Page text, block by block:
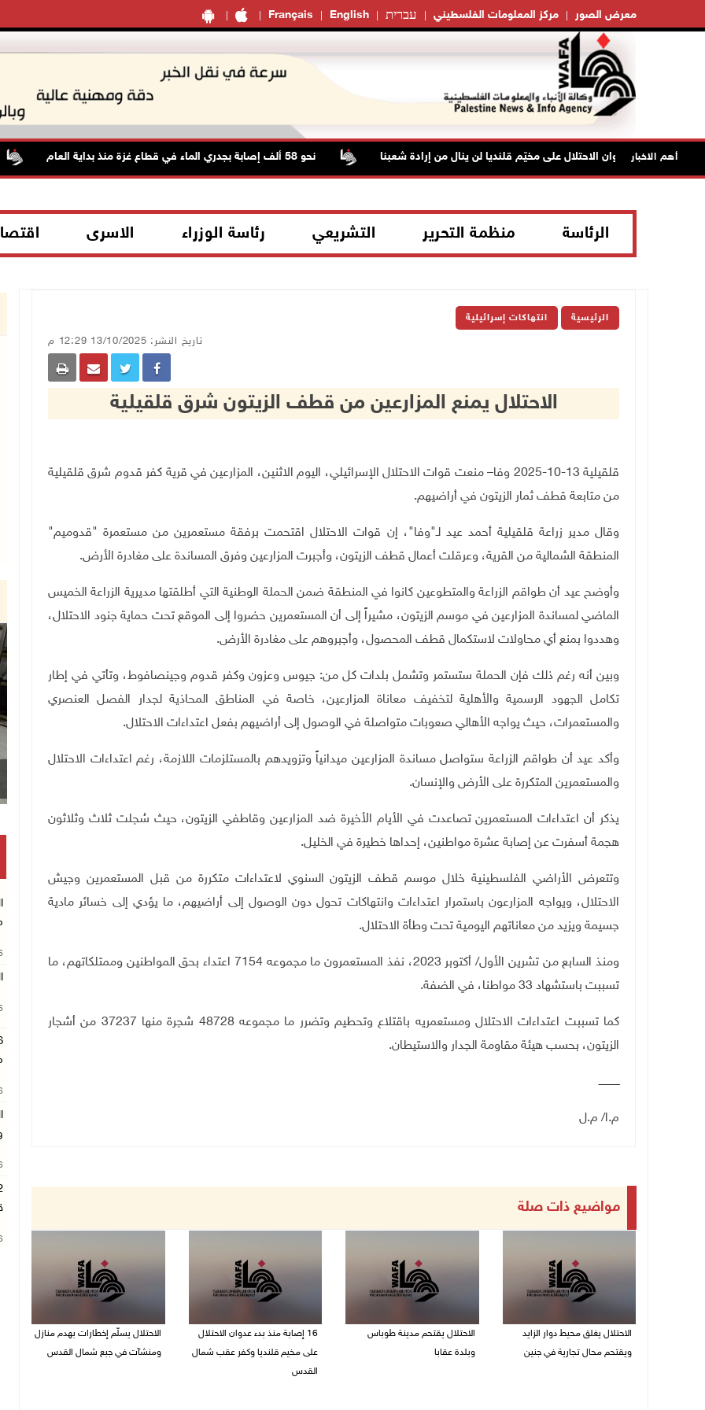
Français English עברית مركز المعلومات الفلسطيني معرض الصور
أهم الاخبار
"فتح": عدوان الاحتلال على مخيّم قلنديا لن ينال من إرادة شعبنا
الرئاسة منظمة التحرير التشريعي رئاسة الوزراء الاسرى
الرئيسية انتهاكات إسرائيلية
تاريخ النشر: 13/10/2025 12:29 م
الاحتلال يمنع المزارعين من قطف الزيتون شرق قلقيلية
قلقيلية 13-10-2025 وفا –منعت قوات الاحتلال الإسرائيلي، اليوم الاثنين، المزارعين في قرية كفر قدوم شرق قلقيلية
من متابعة قطف ثمار الزيتون في أراضيهم.
وقال مدير زراعة قلقيلية أحمد عيد لـ"وفا"، إن قوات الاحتلال اقتحمت برفقة مستعمرين من مستعمرة "قدوميم"
المنطقة الشمالية من القرية، وعرقلت أعمال قطف الزيتون، وأجبرت المزارعين وفرق المساندة على مغادرة الأرض.
وأوضح عيد أن طواقم الزراعة والمتطوعين كانوا في المنطقة ضمن الحملة الوطنية التي أطلقتها مديرية الزراعة الخميس
الماضي لمساندة المزارعين في موسم الزيتون، مشيراً إلى أن المستعمرين حضروا إلى الموقع تحت حماية جنود الاحتلال،
وهددوا بمنع أي محاولات لاستكمال قطف المحصول، وأجبروهم على مغادرة الأرض.
وبين أنه رغم ذلك فإن الحملة ستستمر وتشمل بلدات كل من: جيوس وعزون وكفر قدوم وجينصافوط، وتأتي في إطار
تكامل الجهود الرسمية والأهلية لتخفيف معاناة المزارعين، خاصة في المناطق المحاذية لجدار الفصل العنصري
والمستعمرات، حيث يواجه الأهالي صعوبات متواصلة في الوصول إلى أراضيهم بفعل اعتداءات الاحتلال.
وأكد عيد أن طواقم الزراعة ستواصل مساندة المزارعين ميدانياً وتزويدهم بالمستلزمات اللازمة، رغم اعتداءات الاحتلال
والمستعمرين المتكررة على الأرض والإنسان.
يذكر أن اعتداءات المستعمرين تصاعدت في الأيام الأخيرة ضد المزارعين وقاطفي الزيتون، حيث سُجلت ثلاث وثلاثون
هجمة أسفرت عن إصابة عشرة مواطنين، إحداها خطيرة في الخليل.
وتتعرض الأراضي الفلسطينية خلال موسم قطف الزيتون السنوي لاعتداءات متكررة من قبل المستعمرين وجيش
الاحتلال، ويواجه المزارعون باستمرار اعتداءات وانتهاكات تحول دون الوصول إلى أراضيهم، ما يؤدي إلى خسائر مادية
جسيمة ويزيد من معاناتهم اليومية تحت وطأة الاحتلال.
ومنذ السابع من تشرين الأول/ أكتوبر 2023، نفذ المستعمرون ما مجموعه 7154 اعتداء بحق المواطنين وممتلكاتهم، ما
تسببت باستشهاد 33 مواطنا، في الضفة
.
كما تسببت اعتداءات الاحتلال ومستعمريه باقتلاع وتحطيم وتضرر ما مجموعه 48728 شجرة منها 37237 من أشجار
الزيتون، بحسب هيئة مقاومة الجدار والاستيطان.
ـــــــــــــ
م.ا/ م.ل
مواضيع ذات صلة
الاحتلال يغلق محيط دوار الزايد
ويقتحم محال تجارية في جنين
الاحتلال يقتحم مدينة طوباس
وبلدة عقابا
16 إصابة منذ بدء عدوان الاحتلال
على مخيم قلنديا وكفر عقب شمال
القدس
الاحتلال يسلّم إخطارات بهدم منازل
ومنشآت في جبع شمال القدس